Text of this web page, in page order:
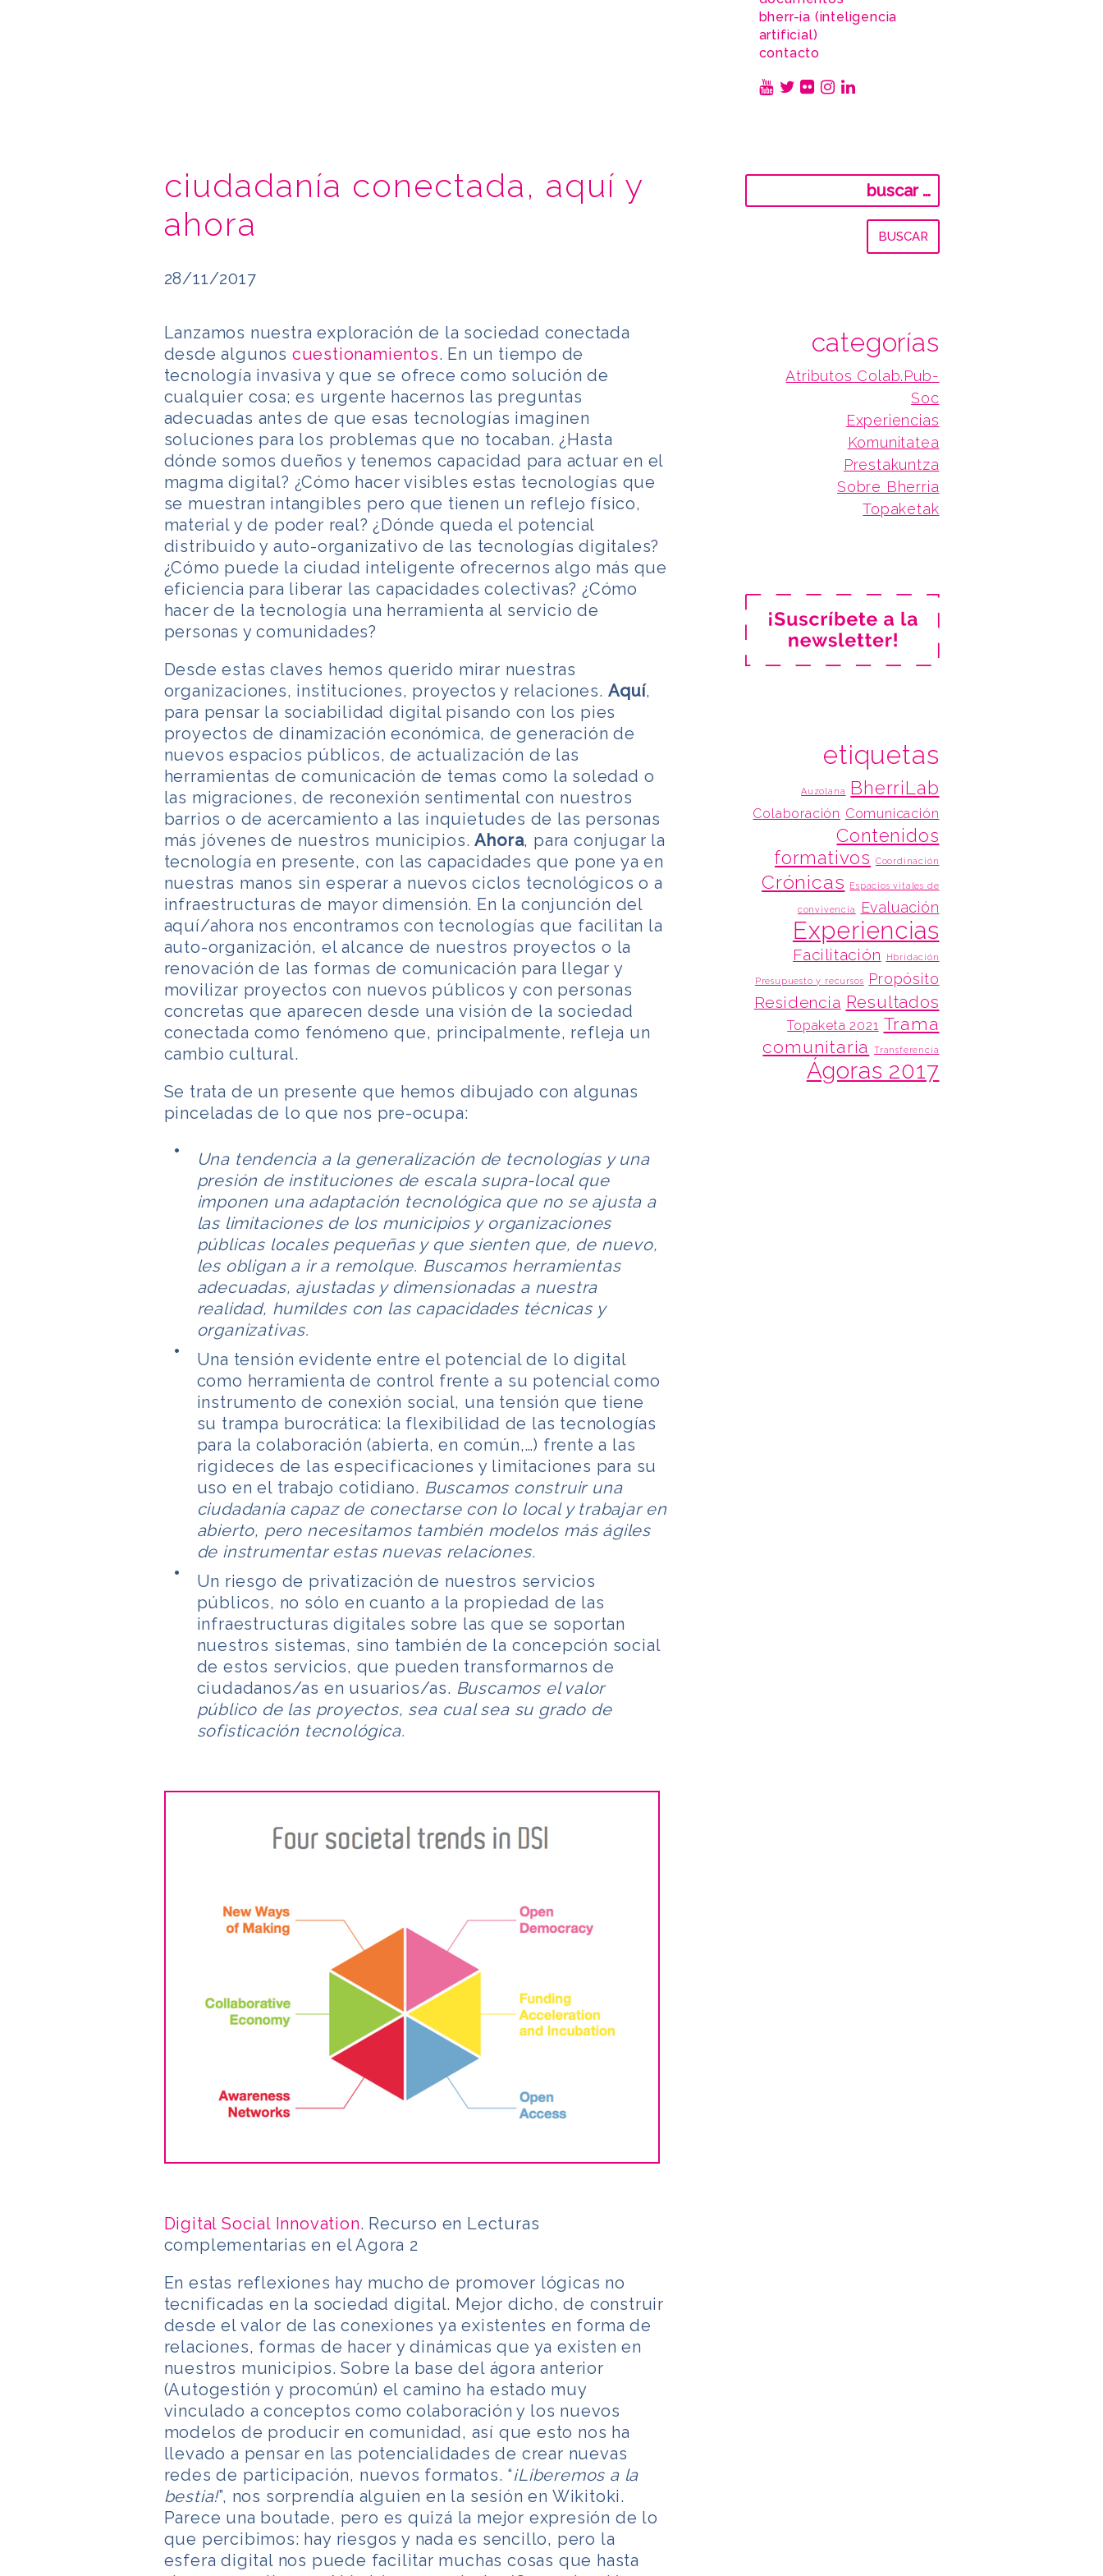
bherr-ia (inteligencia
artificial)
contacto
ciudadanía conectada, aquí y
ahora
28/11/2017
Lanzamos nuestra exploración de la sociedad conectada
desde algunos cuestionamientos. En un tiempo de
tecnología invasiva y que se ofrece como solución de
cualquier cosa; es urgente hacernos las preguntas
adecuadas antes de que esas tecnologías imaginen
soluciones para los problemas que no tocaban. ¿Hasta
dónde somos dueños y tenemos capacidad para actuar en el
magma digital? ¿Cómo hacer visibles estas tecnologías que
se muestran intangibles pero que tienen un reflejo físico,
material y de poder real? ¿Dónde queda el potencial
distribuido y auto-organizativo de las tecnologías digitales?
¿Cómo puede la ciudad inteligente ofrecernos algo más que
eficiencia para liberar las capacidades colectivas? ¿Cómo
hacer de la tecnología una herramienta al servicio de
personas y comunidades?
Desde estas claves hemos querido mirar nuestras
organizaciones, instituciones, proyectos y relaciones. Aquí,
para pensar la sociabilidad digital pisando con los pies
proyectos de dinamización económica, de generación de
nuevos espacios públicos, de actualización de las
herramientas de comunicación de temas como la soledad o
las migraciones, de reconexión sentimental con nuestros
barrios o de acercamiento a las inquietudes de las personas
más jóvenes de nuestros municipios.Ahora, para conjugar la
tecnología en presente, con las capacidades que pone ya en
nuestras manos sin esperar a nuevos ciclos tecnológicos o a
infraestructuras de mayor dimensión. En la conjunción del
aquí/ahora nos encontramos con tecnologías que facilitan la
auto-organización, el alcance de nuestros proyectos o la
renovación de las formas de comunicación para llegar y
movilizar proyectos con nuevos públicos y con personas
concretas que aparecen desde una visión de la sociedad
conectada como fenómeno que, principalmente, refleja un
cambio cultural.
Se trata de un presente que hemos dibujado con algunas
pinceladas de lo que nos pre-ocupa:
Una tendencia a la generalización de tecnologías y una
presión de instituciones de escala supra-local que
imponen una adaptación tecnológica que no se ajusta a
las limitaciones de los municipios y organizaciones
públicas locales pequeñas y que sienten que, de nuevo,
les obligan a ir a remolque. Buscamos herramientas
adecuadas, ajustadas y dimensionadas a nuestra
realidad, humildes con las capacidades técnicas y
organizativas.
Una tensión evidente entre el potencial de lo digital
como herramienta de control frente a su potencial como
instrumento de conexión social, una tensión que tiene
su trampa burocrática: la flexibilidad de las tecnologías
para la colaboración (abierta, en común,…) frente a las
rigideces de las especificaciones y limitaciones para su
uso en el trabajo cotidiano. Buscamos construir una
ciudadanía capaz de conectarse con lo local y trabajar en
abierto, pero necesitamos también modelos más ágiles
de instrumentar estas nuevas relaciones.
Un riesgo de privatización de nuestros servicios
públicos, no sólo en cuanto a la propiedad de las
infraestructuras digitales sobre las que se soportan
nuestros sistemas, sino también de la concepción social
de estos servicios, que pueden transformarnos de
ciudadanos/as en usuarios/as. Buscamos el valor
público de las proyectos, sea cual sea su grado de
sofisticación tecnológica.
Digital Social Innovation. Recurso en Lecturas
complementarias en el Agora 2
En estas reflexiones hay mucho de promover lógicas no
tecnificadas en la sociedad digital. Mejor dicho, de construir
desde el valor de las conexiones ya existentes en forma de
relaciones, formas de hacer y dinámicas que ya existen en
nuestros municipios. Sobre la base del ágora anterior
(Autogestión y procomún) el camino ha estado muy
vinculado a conceptos como colaboración y los nuevos
modelos de producir en comunidad, así que esto nos ha
llevado a pensar en las potencialidades de crear nuevas
redes de participación, nuevos formatos. “¡Liberemos a la
bestia!”, nos sorprendía alguien en la sesión en Wikitoki.
Parece una boutade, pero es quizá la mejor expresión de lo
que percibimos: hay riesgos y nada es sencillo, pero la
esfera digital nos puede facilitar muchas cosas que hasta
categorías
Atributos Colab.Pub-
Soc
Experiencias
Komunitatea
Prestakuntza
Sobre Bherria
Topaketak
etiquetas
Auzolana BherriLab
Colaboración Comunicación
Contenidos
formativos
Coordinación
Crónicas Espacios vitales de
convivencia Evaluación
Experiencias
Facilitación Hbridación
Presupuesto y recursos Propósito
Residencia Resultados
Topaketa 2021 Trama
comunitaria
Transferencia
Ágoras 2017